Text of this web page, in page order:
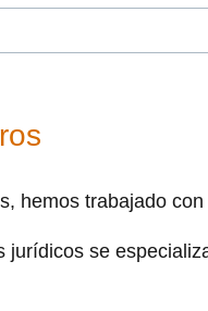
hemos trabajado
jurídicos se